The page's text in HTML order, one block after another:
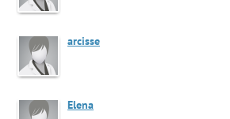
arcisse
Elena